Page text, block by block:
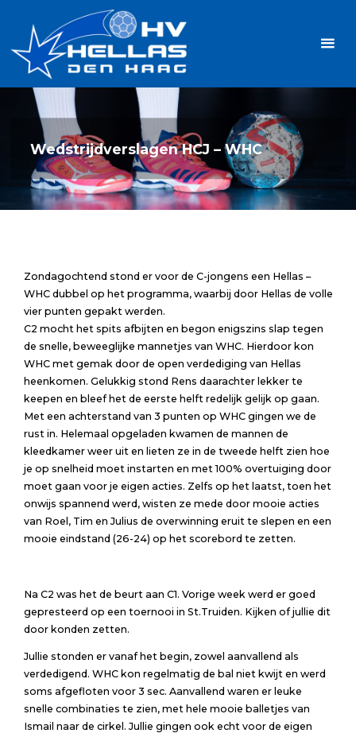
inhoud
Wedstrijdverslagen HCJ – WHC
Zondagochtend stond er voor de C-jongens een Hellas –
WHC dubbel op het programma, waarbij door Hellas de volle
vier punten gepakt werden.
C2 mocht het spits afbijten en begon enigszins slap tegen
de snelle, beweeglijke mannetjes van WHC. Hierdoor kon
WHC met gemak door de open verdediging van Hellas
heenkomen. Gelukkig stond Rens daarachter lekker te
keepen en bleef het de eerste helft redelijk gelijk op gaan.
Met een achterstand van 3 punten op WHC gingen we de
rust in. Helemaal opgeladen kwamen de mannen de
kleedkamer weer uit en lieten ze in de tweede helft zien hoe
je op snelheid moet instarten en met 100% overtuiging door
moet gaan voor je eigen acties. Zelfs op het laatst, toen het
onwijs spannend werd, wisten ze mede door mooie acties
van Roel, Tim en Julius de overwinning eruit te slepen en een
mooie eindstand (26-24) op het scorebord te zetten.
Na C2 was het de beurt aan C1. Vorige week werd er goed
gepresteerd op een toernooi in St.Truiden. Kijken of jullie dit
door konden zetten.
Jullie stonden er vanaf het begin, zowel aanvallend als
verdedigend. WHC kon regelmatig de bal niet kwijt en werd
soms afgefloten voor 3 sec. Aanvallend waren er leuke
snelle combinaties te zien, met hele mooie balletjes van
Ismail naar de cirkel. Jullie gingen ook echt voor de eigen